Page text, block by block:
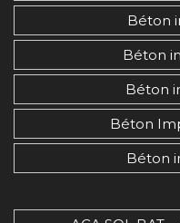
Béton
Béton
Béton
Béton
Béton